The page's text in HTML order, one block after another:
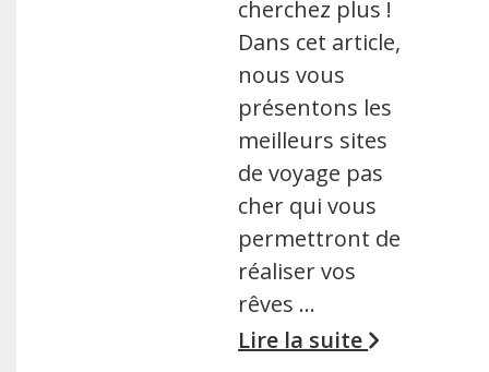
cherchez plus !
Dans cet article,
nous vous
présentons les
meilleurs sites
de voyage pas
cher qui vous
permettront de
réaliser vos
rêves …
Lire la suite